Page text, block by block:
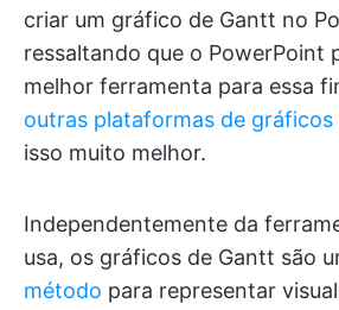
criar um gráfico de Gantt no
ressaltando que o PowerPoint
melhor ferramenta para essa
outras plataformas de gráficos
isso muito melhor.
Independentemente da
usa, os gráficos de Gantt são
método para representar